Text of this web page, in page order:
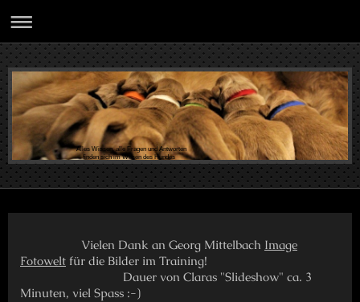
Alles Wissen, alle Fragen und Antworten
finden sich im Wesen des Hundes
Vielen Dank an Georg Mittelbach Image
Fotowelt für die Bilder im Training!
Dauer von Claras "Slideshow" ca. 3
Minuten, viel Spass :-)